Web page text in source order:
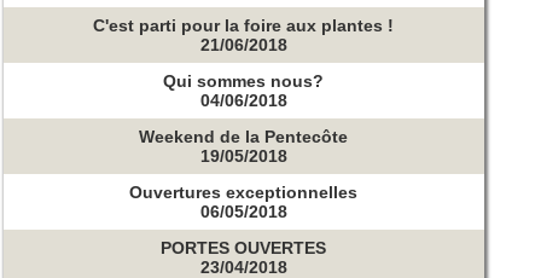
C'est parti pour la foire aux plantes !
21/06/2018
Qui sommes nous?
04/06/2018
Weekend de la Pentecôte
19/05/2018
Ouvertures exceptionnelles
06/05/2018
PORTES OUVERTES
23/04/2018